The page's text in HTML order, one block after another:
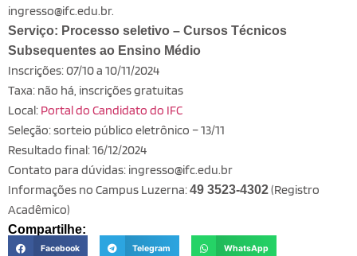
ingresso@ifc.edu.br.
Serviço: Processo seletivo – Cursos Técnicos
Subsequentes ao Ensino Médio
Inscrições: 07/10 a 10/11/2024
Taxa: não há, inscrições gratuitas
Local: Portal do Candidato do IFC
Seleção: sorteio público eletrônico – 13/11
Resultado final: 16/12/2024
Contato para dúvidas: ingresso@ifc.edu.br
Informações no Campus Luzerna:49 3523-4302(Registro
Acadêmico)
Compartilhe:
Facebook Telegram WhatsApp